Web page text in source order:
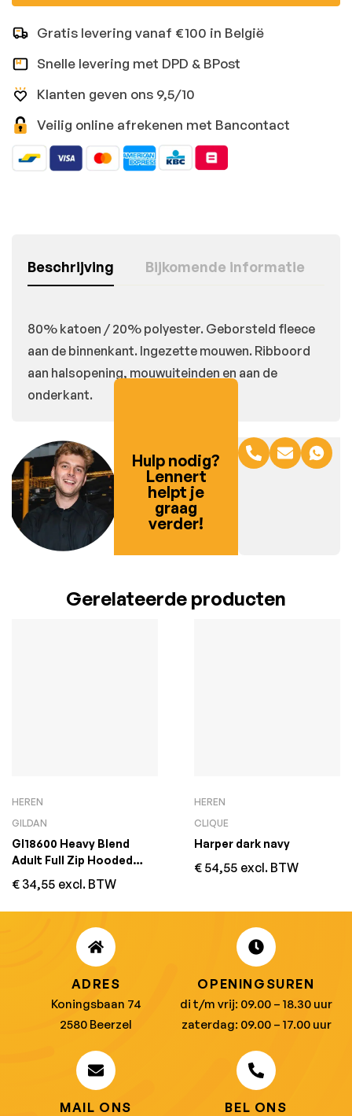
Gratis levering vanaf €100 in België
Snelle levering met DPD & BPost
Klanten geven ons 9,5/10
Veilig online afrekenen met Bancontact
Beschrijving Bijkomende informatie
80% katoen / 20% polyester. Geborsteld fleece
aan de binnenkant. Ingezette mouwen. Ribboord
aan halsopening, mouwuiteinden en aan de
onderkant.
Hulp nodig?
Lennert
helpt je
graag
verder!
Gerelateerde producten
HEREN
GILDAN
GI18600 Heavy Blend
Adult Full Zip Hooded
Sweatshirt Zwart
€ 34,55 excl. BTW
HEREN
CLIQUE
Harper dark navy
€ 54,55 excl. BTW
ADRES
Koningsbaan 74
2580 Beerzel
OPENINGSUREN
di t/m vrij: 09.00 – 18.30 uur
zaterdag: 09.00 – 17.00 uur
MAIL ONS BEL ONS